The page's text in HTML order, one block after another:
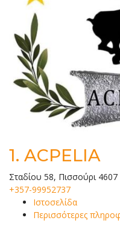
1. ACPELIA
Σταδίου 58, Πισσούρι 4607
+357-99952737
Ιστοσελίδα
Περισσότερες